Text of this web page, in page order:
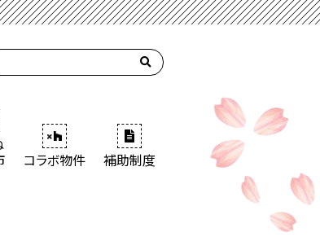
コラボ物件 補助制度